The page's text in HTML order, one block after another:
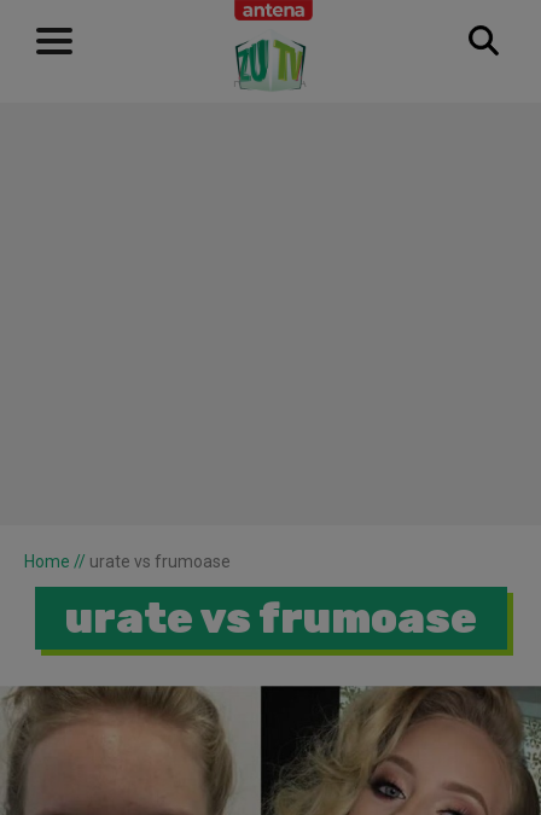
RECLAMĂ
Home // urate vs frumoase
urate vs frumoase